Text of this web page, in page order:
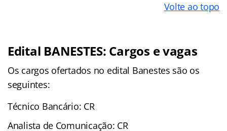
Volte ao topo
Edital BANESTES: Cargos e vagas
Os cargos ofertados no edital Banestes são os
seguintes:
Técnico Bancário: CR
Analista de Comunicação: CR